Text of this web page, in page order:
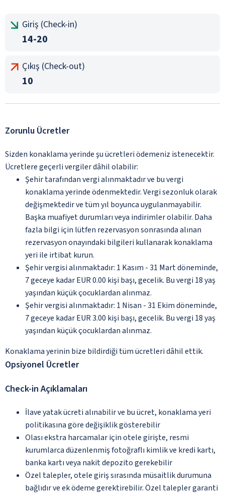
Giriş (Check-in)
14-20
Çıkış (Check-out)
10
Zorunlu Ücretler
Sizden konaklama yerinde şu ücretleri ödemeniz istenecektir.
Ücretlere geçerli vergiler dâhil olabilir:
Şehir tarafından vergi alınmaktadır ve bu vergi
konaklama yerinde ödenmektedir. Vergi sezonluk olarak
değişmektedir ve tüm yıl boyunca uygulanmayabilir.
Başka muafiyet durumları veya indirimler olabilir. Daha
fazla bilgi için lütfen rezervasyon sonrasında alınan
rezervasyon onayındaki bilgileri kullanarak konaklama
yeri ile irtibat kurun.
Şehir vergisi alınmaktadır: 1 Kasım - 31 Mart döneminde,
7 geceye kadar EUR 0.00 kişi başı, gecelik. Bu vergi 18 yaş
yaşından küçük çocuklardan alınmaz.
Şehir vergisi alınmaktadır: 1 Nisan - 31 Ekim döneminde,
7 geceye kadar EUR 3.00 kişi başı, gecelik. Bu vergi 18 yaş
yaşından küçük çocuklardan alınmaz.
Konaklama yerinin bize bildirdiği tüm ücretleri dâhil ettik.
Opsiyonel Ücretler
Check-in Açıklamaları
İlave yatak ücreti alınabilir ve bu ücret, konaklama yeri
politikasına göre değişiklik gösterebilir
Olası ekstra harcamalar için otele girişte, resmi
kurumlarca düzenlenmiş fotoğraflı kimlik ve kredi kartı,
banka kartı veya nakit depozito gerekebilir
Özel talepler, otele giriş sırasında müsaitlik durumuna
bağlıdır ve ek ödeme gerektirebilir. Özel talepler garanti